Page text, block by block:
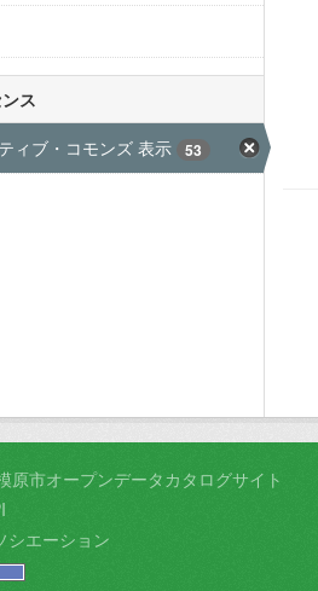
ス
ィブ・コモンズ 表示
53
原市オープンデータカタログサイト
シエーション